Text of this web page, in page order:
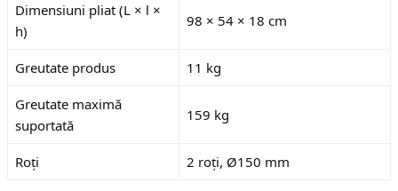
Dimensiuni pliat (L × l ×
h)
98 × 54 × 18 cm
Greutate produs 11 kg
Greutate maximă
suportată
159 kg
Roți 2 roți, Ø150 mm